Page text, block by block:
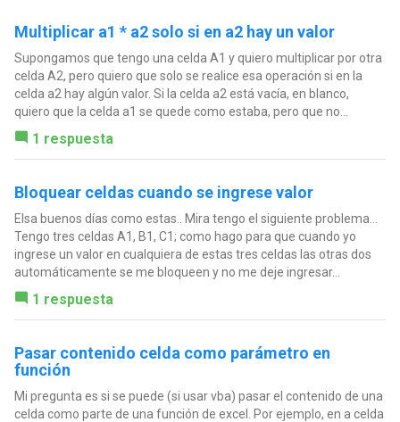
Multiplicar a1 * a2 solo si en a2 hay un valor
Supongamos que tengo una celda A1 y quiero multiplicar por otra
celda A2, pero quiero que solo se realice esa operación si en la
celda a2 hay algún valor. Si la celda a2 está vacía, en blanco,
quiero que la celda a1 se quede como estaba, pero que no...
1 respuesta
Bloquear celdas cuando se ingrese valor
Elsa buenos días como estas.. Mira tengo el siguiente problema...
Tengo tres celdas A1, B1, C1; como hago para que cuando yo
ingrese un valor en cualquiera de estas tres celdas las otras dos
automáticamente se me bloqueen y no me deje ingresar...
1 respuesta
Pasar contenido celda como parámetro en
función
Mi pregunta es si se puede (si usar vba) pasar el contenido de una
celda como parte de una función de excel. Por ejemplo, en a celda